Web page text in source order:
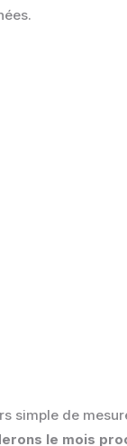
simple de
le mois